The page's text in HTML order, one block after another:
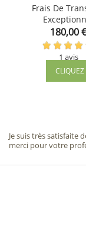
Frais De
Prix
180,00 €
1 avis
Je suis très satisfaite
merci pour votre